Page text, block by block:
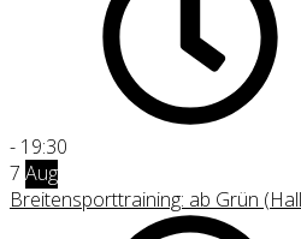
- 19:30
7 Aug
Breitensporttraining: ab Grün